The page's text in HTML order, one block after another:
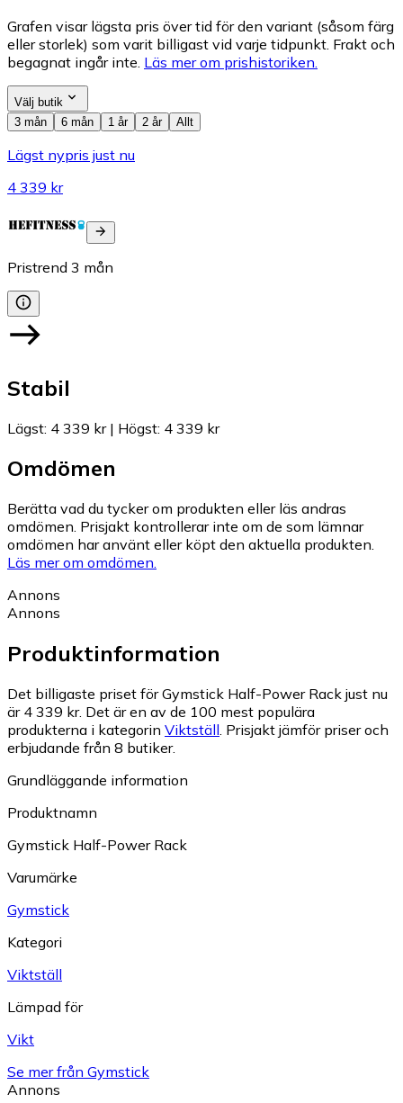
Grafen visar lägsta pris över tid för den variant (såsom färg
eller storlek) som varit billigast vid varje tidpunkt. Frakt och
begagnat ingår inte. Läs mer om prishistoriken.
Välj butik
3 mån
6 mån 1 år 2 år Allt
Lägst nypris just nu
4 339 kr
Pristrend 3 mån
Stabil
Lägst: 4 339 kr| Högst: 4 339 kr
Omdömen
Berätta vad du tycker om produkten eller läs andras
omdömen. Prisjakt kontrollerar inte om de som lämnar
omdömen har använt eller köpt den aktuella produkten.
Läs mer om omdömen.
Annons
Annons
Produktinformation
Det billigaste priset för Gymstick Half-Power Rack just nu
är 4 339 kr. Det är en av de 100 mest populära
produkterna i kategorin Viktställ. Prisjakt jämför priser och
erbjudande från 8 butiker.
Grundläggande information
Produktnamn
Gymstick Half-Power Rack
Varumärke
Gymstick
Kategori
Viktställ
Lämpad för
Vikt
Se mer från Gymstick
Annons